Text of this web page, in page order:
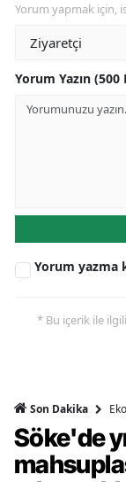
Yorum yapmak için,
Yorum Yazın
Yorum yazma
* Bu içerik ile
Son Dakika
Söke'de